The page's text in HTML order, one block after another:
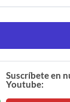
Suscríbete en
Youtube: